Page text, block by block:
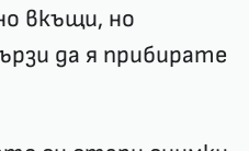
вкъщи, но
да я прибирате